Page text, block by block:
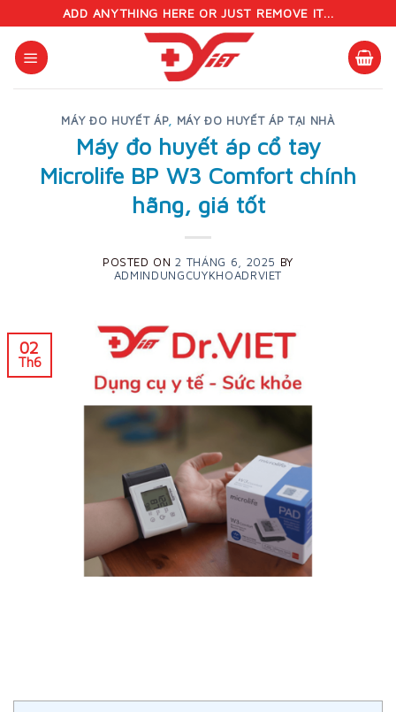
content
ADD ANYTHING HERE OR JUST REMOVE IT...
MÁY ĐO HUYẾT ÁP, MÁY ĐO HUYẾT ÁP TẠI NHÀ
Máy đo huyết áp cổ tay
Microlife BP W3 Comfort chính
hãng, giá tốt
POSTED ON2 THÁNG 6, 2025 BY
ADMINDUNGCUYKHOADRVIET
02
Th6